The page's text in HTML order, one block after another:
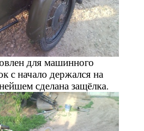
для машинного
с начало держался на
сделана защёлка.